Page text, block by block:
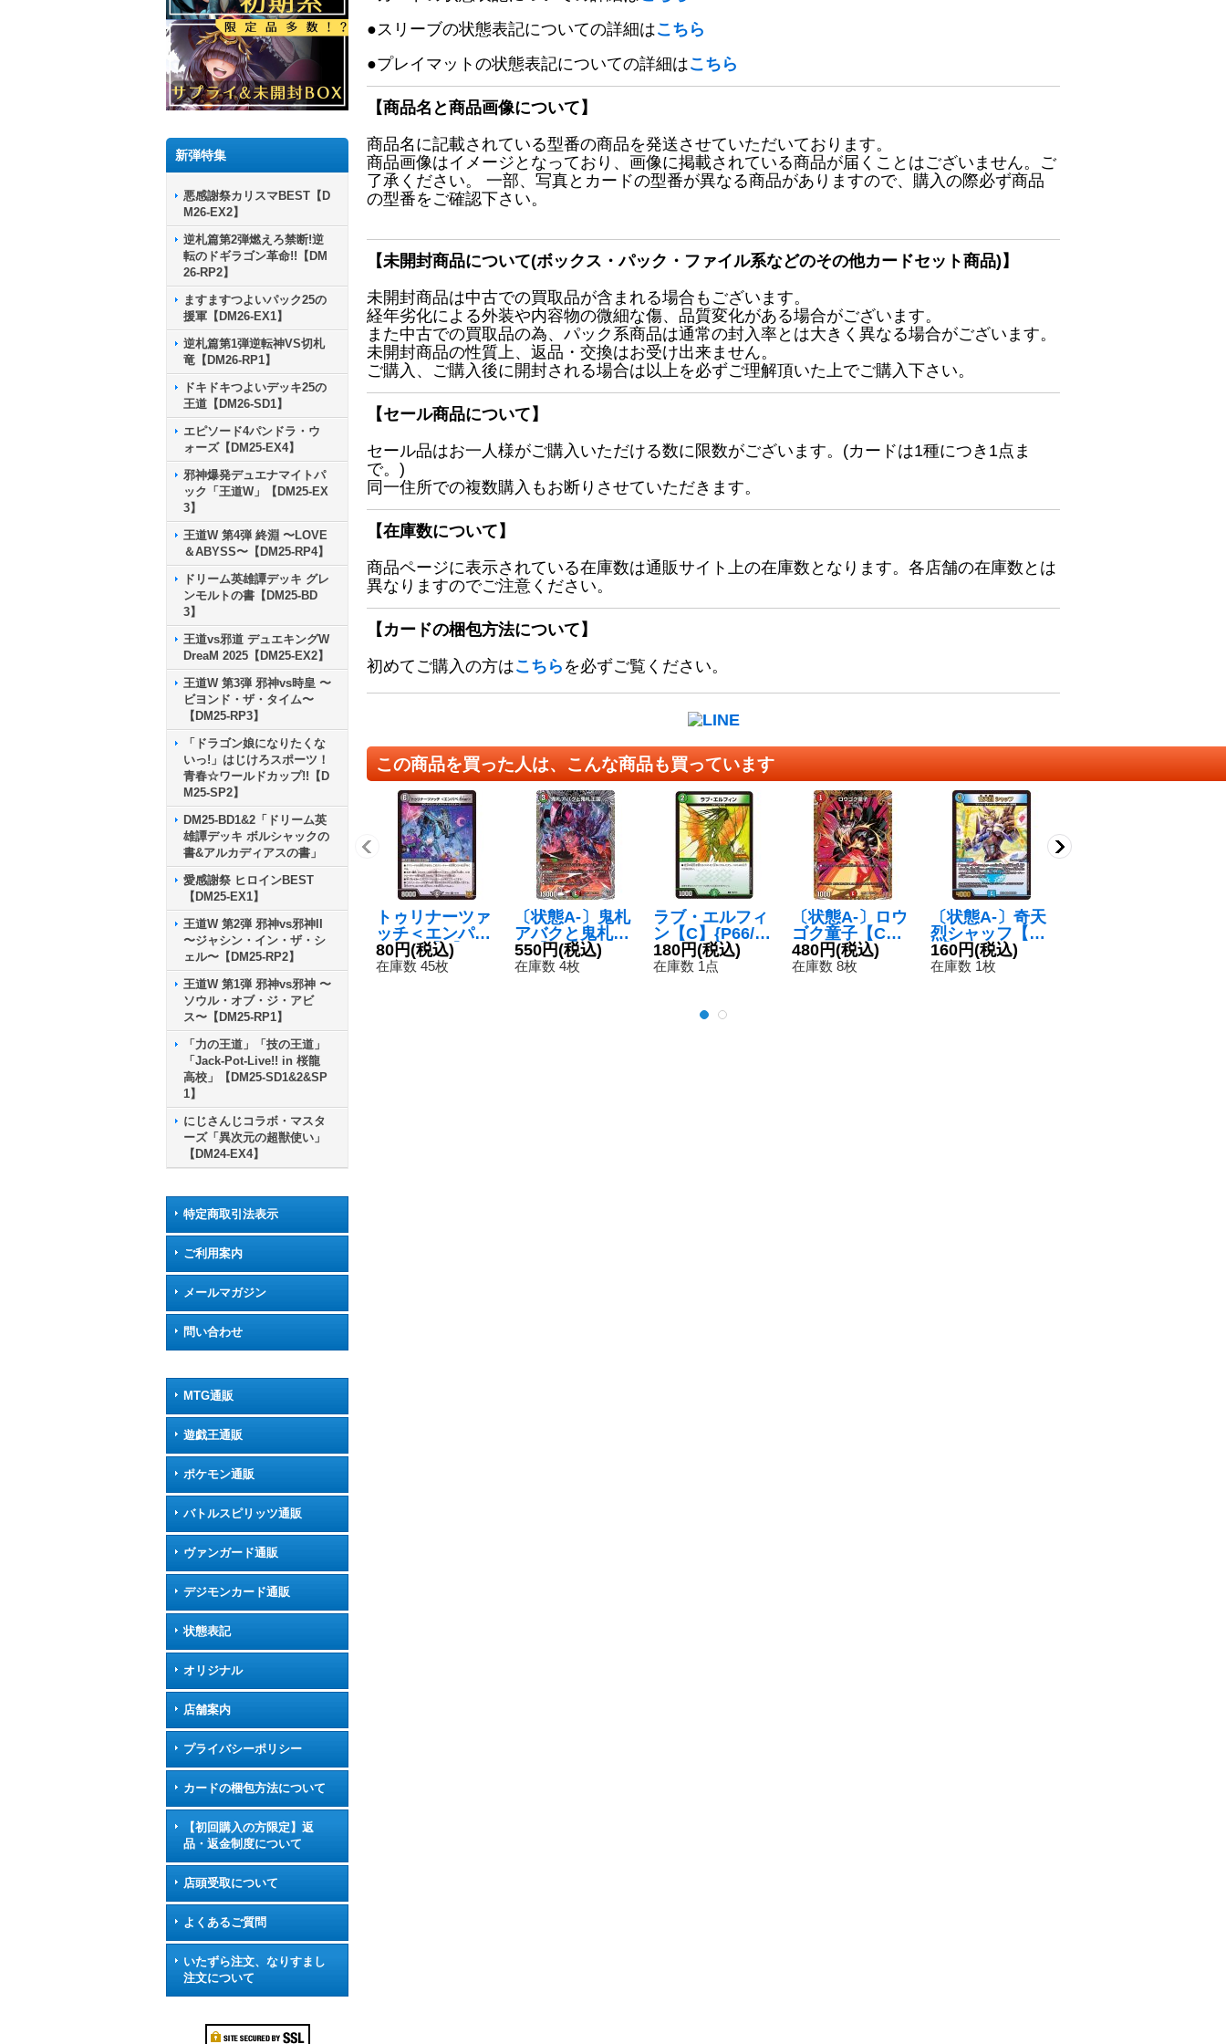
新弾特集
悪感謝祭カリスマBEST【D
M26-EX2】
逆札篇第2弾燃えろ禁断!逆
転のドギラゴン革命!!【DM
26-RP2】
ますますつよいパック25の
援軍【DM26-EX1】
逆札篇第1弾逆転神VS切札
竜【DM26-RP1】
ドキドキつよいデッキ25の
王道【DM26-SD1】
エピソード4パンドラ・ウ
ォーズ【DM25-EX4】
邪神爆発デュエナマイトパ
ック「王道W」【DM25-EX
3】
王道W 第4弾 終淵 〜LOVE
＆ABYSS〜【DM25-RP4】
ドリーム英雄譚デッキ グレ
ンモルトの書【DM25-BD
3】
王道vs邪道 デュエキングW
DreaM 2025【DM25-EX2】
王道W 第3弾 邪神vs時皇 〜
ビヨンド・ザ・タイム〜
【DM25-RP3】
「ドラゴン娘になりたくな
いっ!」はじけろスポーツ！
青春☆ワールドカップ!!【D
M25-SP2】
DM25-BD1&2「ドリーム英
雄譚デッキ ボルシャックの
書&アルカディアスの書」
愛感謝祭 ヒロインBEST
【DM25-EX1】
王道W 第2弾 邪神vs邪神II
〜ジャシン・イン・ザ・シ
ェル〜【DM25-RP2】
王道W 第1弾 邪神vs邪神 〜
ソウル・オブ・ジ・アビ
ス〜【DM25-RP1】
「力の王道」「技の王道」
「Jack-Pot-Live!! in 桜龍
高校」【DM25-SD1&2&SP
1】
にじさんじコラボ・マスタ
ーズ「異次元の超獣使い」
【DM24-EX4】
特定商取引法表示
ご利用案内
メールマガジン
問い合わせ
MTG通販
遊戯王通販
ポケモン通販
バトルスピリッツ通販
ヴァンガード通販
デジモンカード通販
状態表記
オリジナル
店舗案内
プライバシーポリシー
カードの梱包方法について
【初回購入の方限定】返
品・返金制度について
店頭受取について
よくあるご質問
いたずら注文、なりすまし
注文について
●スリーブの状態表記についての詳細はこちら
●プレイマットの状態表記についての詳細はこちら
【商品名と商品画像について】
商品名に記載されている型番の商品を発送させていただいております。
商品画像はイメージとなっており、画像に掲載されている商品が届くことはございません。ご
了承ください。 一部、写真とカードの型番が異なる商品がありますので、購入の際必ず商品
の型番をご確認下さい。
【未開封商品について(ボックス・パック・ファイル系などのその他カードセット商品)】
未開封商品は中古での買取品が含まれる場合もございます。
経年劣化による外装や内容物の微細な傷、品質変化がある場合がございます。
また中古での買取品の為、パック系商品は通常の封入率とは大きく異なる場合がございます。
未開封商品の性質上、返品・交換はお受け出来ません。
ご購入、ご購入後に開封される場合は以上を必ずご理解頂いた上でご購入下さい。
【セール商品について】
セール品はお一人様がご購入いただける数に限数がございます。(カードは1種につき1点ま
で。)
同一住所での複数購入もお断りさせていただきます。
【在庫数について】
商品ページに表示されている在庫数は通販サイト上の在庫数となります。各店舗の在庫数とは
異なりますのでご注意ください。
【カードの梱包方法について】
初めてご購入の方はこちら を必ずご覧ください。
この商品を買った人は、こんな商品も買っています
トゥリナーツァ
ッチ＜エンパペ.
Star＞【R】{R
P2115/76}
80円(税込)
在庫数 45枚
〔状態A-〕鬼札
アバクと鬼札王
国【SR】{23RP
3TR7/TR9}
550円(税込)
在庫数 4枚
ラブ・エルフィ
ン【C】{P66/Y
24}《自然》
180円(税込)
在庫数 1点
〔状態A-〕ロウ
ゴク童子【C】
{24RP4秘24/秘
24}《火》
480円(税込)
在庫数 8枚
〔状態A-〕奇天
烈シャッフ【V
R】{BD15SE8/
SE10}《水》
160円(税込)
在庫数 1枚